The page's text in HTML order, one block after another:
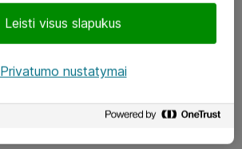
Leisti visus slapukus
Privatumo nustatymai